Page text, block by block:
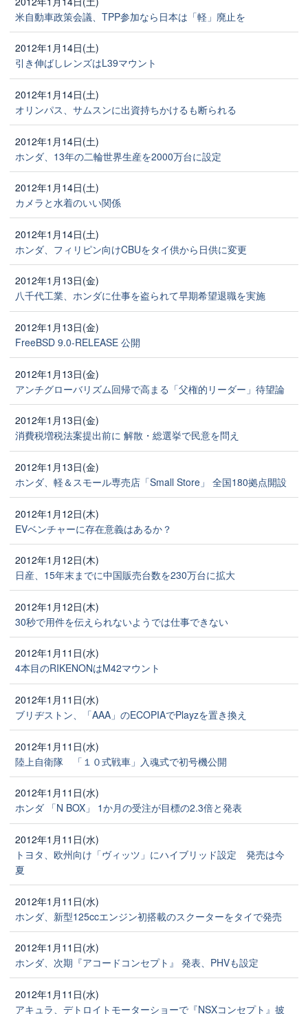
米自動車政策会議、TPP参加なら日本は「軽」廃止を
2012年1月14日(土)
引き伸ばしレンズはL39マウント
2012年1月14日(土)
オリンパス、サムスンに出資持ちかけるも断られる
2012年1月14日(土)
ホンダ、13年の二輪世界生産を2000万台に設定
2012年1月14日(土)
カメラと水着のいい関係
2012年1月14日(土)
ホンダ、フィリピン向けCBUをタイ供から日供に変更
2012年1月13日(金)
八千代工業、ホンダに仕事を盗られて早期希望退職を実施
2012年1月13日(金)
FreeBSD 9.0-RELEASE 公開
2012年1月13日(金)
アンチグローバリズム回帰で高まる「父権的リーダー」待望論
2012年1月13日(金)
消費税増税法案提出前に 解散・総選挙で民意を問え
2012年1月13日(金)
ホンダ、軽＆スモール専売店「Small Store」 全国180拠点開設
2012年1月12日(木)
EVベンチャーに存在意義はあるか？
2012年1月12日(木)
日産、15年末までに中国販売台数を230万台に拡大
2012年1月12日(木)
30秒で用件を伝えられないようでは仕事できない
2012年1月11日(水)
4本目のRIKENONはM42マウント
2012年1月11日(水)
ブリヂストン、「AAA」のECOPIAでPlayzを置き換え
2012年1月11日(水)
陸上自衛隊 「１０式戦車」入魂式で初号機公開
2012年1月11日(水)
ホンダ 「N BOX」 1か月の受注が目標の2.3倍と発表
2012年1月11日(水)
トヨタ、欧州向け「ヴィッツ」にハイブリッド設定 発売は今
夏
2012年1月11日(水)
ホンダ、新型125ccエンジン初搭載のスクーターをタイで発売
2012年1月11日(水)
ホンダ、次期『アコードコンセプト』 発表、PHVも設定
2012年1月11日(水)
アキュラ、デトロイトモーターショーで『NSXコンセプト』披